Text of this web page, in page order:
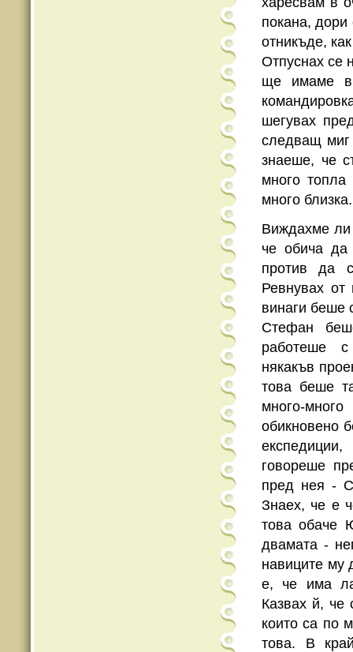
покана,
отникъде,
Отпуснах се
ще имаме в
шегувах
следващ
знаеше, че
много
много близка.
Виждахме
че обича
против да
Ревнувах
винаги беше
Стефан
работеше с
някакъв
това беше
много-
обикновено
говореше
пред нея -
Знаех, че е
това обаче
двамата -
навиците му
е, че има
Казвах й, че
които са по
това. В